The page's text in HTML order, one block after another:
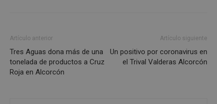
Artículo anterior
Tres Aguas dona más de una
tonelada de productos a Cruz
Roja en Alcorcón
Artículo siguiente
Un positivo por coronavirus en
el Trival Valderas Alcorcón